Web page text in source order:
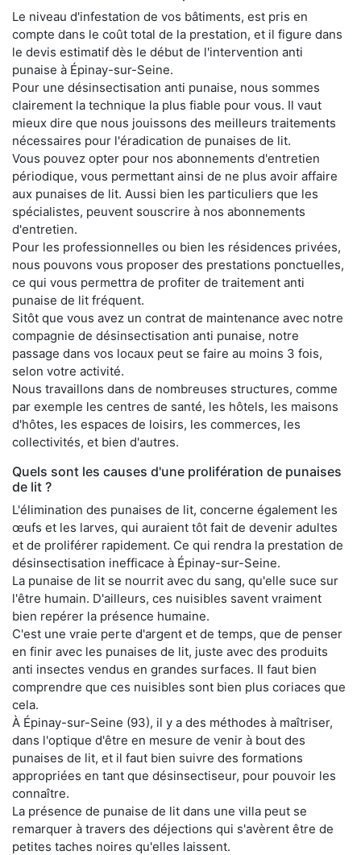
Le niveau d'infestation de vos bâtiments, est pris en
compte dans le coût total de la prestation, et il figure dans
le devis estimatif dès le début de l'intervention anti
punaise à Épinay-sur-Seine.
Pour une désinsectisation anti punaise, nous sommes
clairement la technique la plus fiable pour vous. Il vaut
mieux dire que nous jouissons des meilleurs traitements
nécessaires pour l'éradication de punaises de lit.
Vous pouvez opter pour nos abonnements d'entretien
périodique, vous permettant ainsi de ne plus avoir affaire
aux punaises de lit. Aussi bien les particuliers que les
spécialistes, peuvent souscrire à nos abonnements
d'entretien.
Pour les professionnelles ou bien les résidences privées,
nous pouvons vous proposer des prestations ponctuelles,
ce qui vous permettra de profiter de traitement anti
punaise de lit fréquent.
Sitôt que vous avez un contrat de maintenance avec notre
compagnie de désinsectisation anti punaise, notre
passage dans vos locaux peut se faire au moins 3 fois,
selon votre activité.
Nous travaillons dans de nombreuses structures, comme
par exemple les centres de santé, les hôtels, les maisons
d'hôtes, les espaces de loisirs, les commerces, les
collectivités, et bien d'autres.
Quels sont les causes d'une prolifération de punaises
de lit ?
L'élimination des punaises de lit, concerne également les
œufs et les larves, qui auraient tôt fait de devenir adultes
et de proliférer rapidement. Ce qui rendra la prestation de
désinsectisation inefficace à Épinay-sur-Seine.
La punaise de lit se nourrit avec du sang, qu'elle suce sur
l'être humain. D'ailleurs, ces nuisibles savent vraiment
bien repérer la présence humaine.
C'est une vraie perte d'argent et de temps, que de penser
en finir avec les punaises de lit, juste avec des produits
anti insectes vendus en grandes surfaces. Il faut bien
comprendre que ces nuisibles sont bien plus coriaces que
cela.
À Épinay-sur-Seine (93), il y a des méthodes à maîtriser,
dans l'optique d'être en mesure de venir à bout des
punaises de lit, et il faut bien suivre des formations
appropriées en tant que désinsectiseur, pour pouvoir les
connaître.
La présence de punaise de lit dans une villa peut se
remarquer à travers des déjections qui s'avèrent être de
petites taches noires qu'elles laissent.